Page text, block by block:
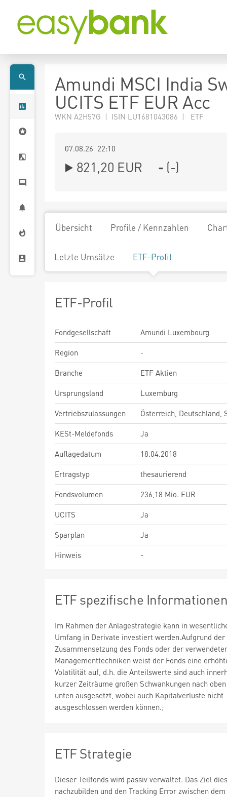
Amundi MSCI India
UCITS ETF EUR Acc
WKN A2H57G | ISIN LU1681043086 | ETF
07.08.26 22:10
821,20 EUR - (-)
Übersicht Profile / Kennzahlen
Letzte Umsätze ETF-Profil
ETF-Profil
Fondgesellschaft
Amundi Luxembourg
Region
-
Branche
ETF Aktien
Ursprungsland
Luxemburg
Vertriebszulassungen
Österreich, Deutschland,
KESt-Meldefonds
Ja
Auflagedatum
18.04.2018
Ertragstyp
thesaurierend
Fondsvolumen
236,18 Mio. EUR
UCITS
Ja
Sparplan
Ja
Hinweis
-
ETF spezifische
Im Rahmen der Anlagestrategie kann in
Umfang in Derivate investiert werden.Aufgrund der
Zusammensetzung des Fonds oder der
Managementtechniken weist der Fonds eine
Volatilität auf, d.h. die Anteilswerte sind auch
kurzer Zeiträume großen Schwankungen nach
unten ausgesetzt, wobei auch Kapitalverluste nicht
ausgeschlossen werden können.;
ETF Strategie
Dieser Teilfonds wird passiv verwaltet. Das Ziel
nachzubilden und den Tracking Error zwischen